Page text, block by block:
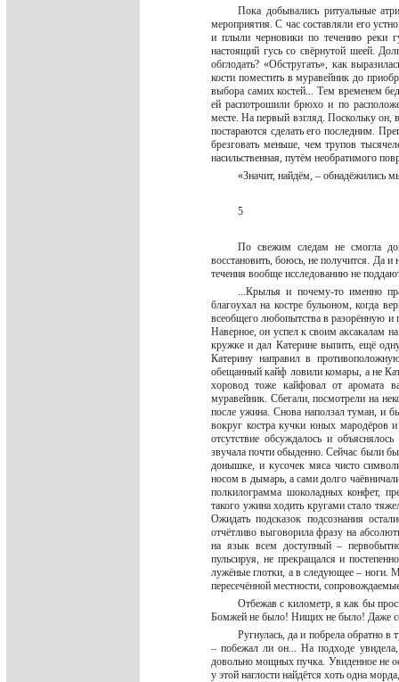
Пока добывались ритуальные
мероприятия. С час составляли его
и плыли черновики по течению реки
настоящий гусь со свёрнутой шеей.
обглодать? «Обстругать», как
кости поместить в муравейник до
выбора самих костей... Тем временем
ей распотрошили брюхо и по
месте. На первый взгляд. Поскольку он,
постараются сделать его последним.
брезговать меньше, чем трупов
насильственная, путём необратимого
«Значит, найдём, – обнадёжились
5
По свежим следам не смогла
восстановить, боюсь, не получится. Да
течения вообще исследованию не
...Крылья и почему-то именно
благоухал на костре бульоном, когда
всеобщего любопытства в разорённую и
Наверное, он успел к своим аксакалам
кружке и дал Катерине выпить, ещё
Катерину направил в
обещанный кайф ловили комары, а не
хоровод тоже кайфовал от аромата
муравейник. Сбегали, посмотрели на
после ужина. Снова наползал туман, и
вокруг костра кучки юных мародёров
отсутствие обсуждалось и
звучала почти обыденно. Сейчас были
донышке, и кусочек мяса чисто
носом в дымарь, а сами долго
полкилограмма шоколадных конфет,
такого ужина ходить кругами стало
Ожидать подсказок подсознания
отчётливо выговорила фразу на
на язык всем доступный –
пульсируя, не прекращался и
лужёные глотки, а в следующее – ноги.
пересечённой местности,
Отбежав с километр, я как бы
Бомжей не было! Нищих не было! Даже
Ругнулась, да и побрела обратно
– побежал ли он... На подходе увидела,
довольно мощных пучка. Увиденное не
у этой наглости найдётся хоть одна